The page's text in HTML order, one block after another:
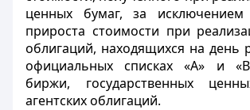
ценных бумаг, за
прироста стоимости при
облигаций, находящихся на день
официальных списках «А» и
биржи, государственных
агентских облигаций.